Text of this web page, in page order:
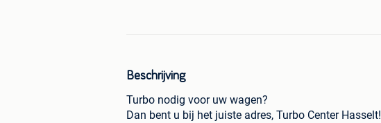
Beschrijving
Turbo nodig voor uw wagen?
Dan bent u bij het juiste adres, Turbo Center Hasselt!